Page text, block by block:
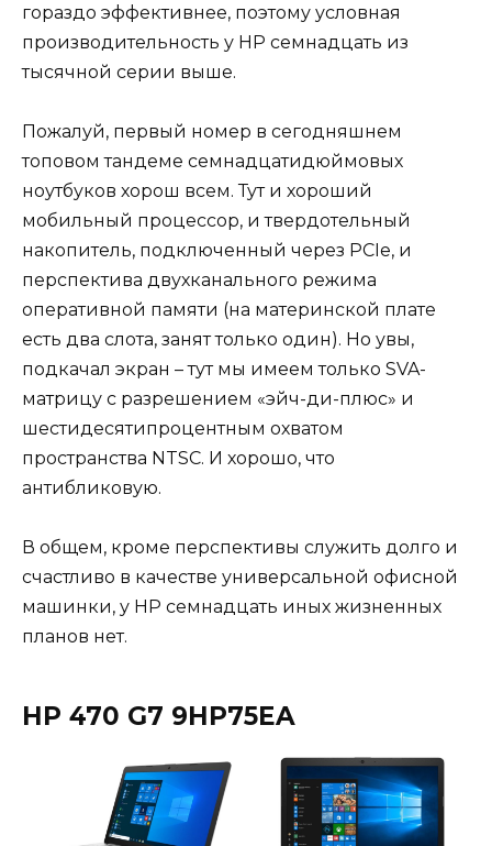
гораздо эффективнее, поэтому условная
производительность у HP семнадцать из
тысячной серии выше.
Пожалуй, первый номер в сегодняшнем
топовом тандеме семнадцатидюймовых
ноутбуков хорош всем. Тут и хороший
мобильный процессор, и твердотельный
накопитель, подключенный через PCIe, и
перспектива двухканального режима
оперативной памяти (на материнской плате
есть два слота, занят только один). Но увы,
подкачал экран – тут мы имеем только SVA-
матрицу с разрешением «эйч-ди-плюс» и
шестидесятипроцентным охватом
пространства NTSC. И хорошо, что
антибликовую.
В общем, кроме перспективы служить долго и
счастливо в качестве универсальной офисной
машинки, у HP семнадцать иных жизненных
планов нет.
HP 470 G7 9HP75EA